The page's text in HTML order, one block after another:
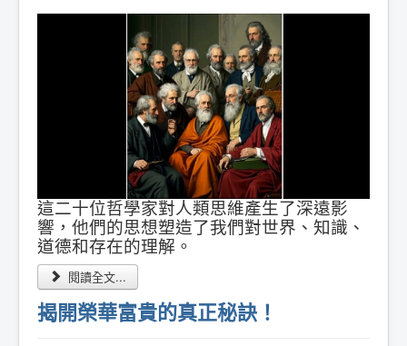
這二十位哲學家對人類思維產生了深遠影
響，他們的思想塑造了我們對世界、知識、
道德和存在的理解。
閱讀全文...
揭開榮華富貴的真正秘訣！